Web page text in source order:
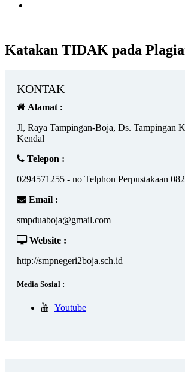
Katakan TIDAK pada
KONTAK
Alamat :
Jl, Raya Tampingan-Boja, Ds. Tampingan
Kendal
Telepon :
0294571255 - no Telphon Perpustakaan
Email :
smpduaboja@gmail.com
Website :
http://smpnegeri2boja.sch.id
Media Sosial :
Youtube